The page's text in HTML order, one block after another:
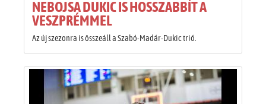
NEBOJSA DUKIC IS HOSSZABBÍT A
VESZPRÉMMEL
Az új szezonra is összeáll a Szabó-Madár-Dukic trió.